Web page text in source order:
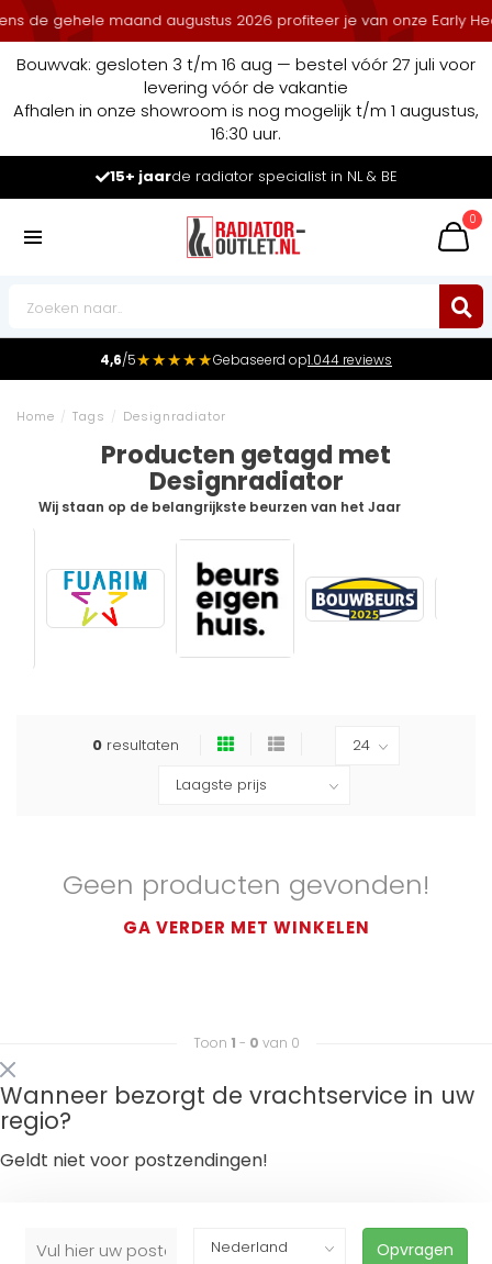
de gehele maand augustus 2026 profiteer je van onze Early
Bouwvak: gesloten 3 t/m 16 aug — bestel vóór 27 juli voor
levering vóór de vakantie
Afhalen in onze showroom is nog mogelijk t/m 1 augustus,
16:30 uur.
15+ jaarde radiator specialist in NL & BE
0
4,6/5★★★★★Gebaseerd op1.044 reviews
Home / Tags / Designradiator
Producten getagd met
Designradiator
Wij staan op de belangrijkste beurzen van het Jaar
0 resultaten
Geen producten gevonden!
GA VERDER MET WINKELEN
Toon 1 - 0 van 0
Wanneer bezorgt de vrachtservice in uw
regio?
Geldt niet voor postzendingen!
Opvragen